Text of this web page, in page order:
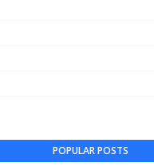
POPULAR POSTS